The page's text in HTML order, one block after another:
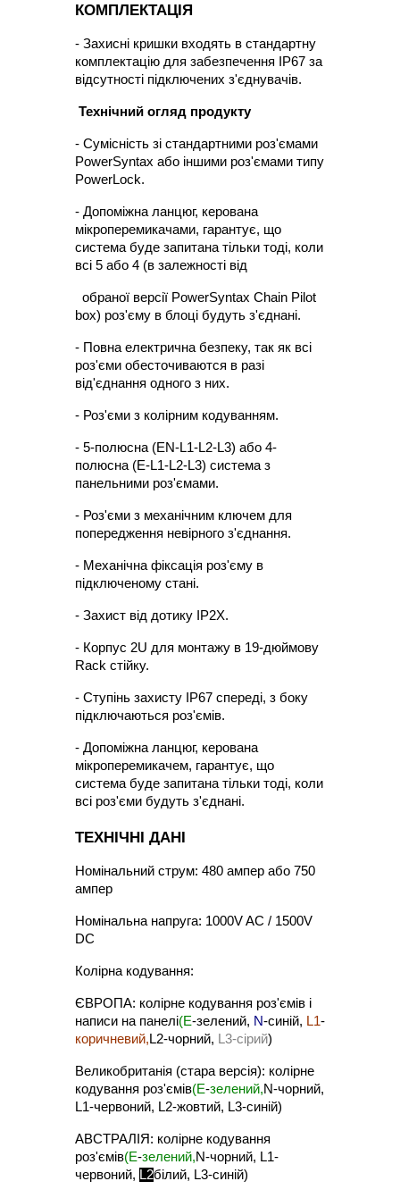
КОМПЛЕКТАЦІЯ
- Захисні кришки входять в стандартну
комплектацію для забезпечення IP67 за
відсутності підключених з'єднувачів.
Технічний огляд продукту
- Сумісність зі стандартними роз'ємами
PowerSyntax або іншими роз'ємами типу
PowerLock.
- Допоміжна ланцюг, керована
мікроперемикачами, гарантує, що
система буде запитана тільки тоді, коли
всі 5 або 4 (в залежності від
обраної версії PowerSyntax Chain Pilot
box) роз'єму в блоці будуть з'єднані.
- Повна електрична безпеку, так як всі
роз'єми обесточиваются в разі
від'єднання одного з них.
- Роз'єми з колірним кодуванням.
- 5-полюсна (EN-L1-L2-L3) або 4-
полюсна (E-L1-L2-L3) система з
панельними роз'ємами.
- Роз'єми з механічним ключем для
попередження невірного з'єднання.
- Механічна фіксація роз'єму в
підключеному стані.
- Захист від дотику IP2X.
- Корпус 2U для монтажу в 19-дюймову
Rack стійку.
- Ступінь захисту IP67 cпереді, з боку
підключаються роз'ємів.
- Допоміжна ланцюг, керована
мікроперемикачем, гарантує, що
система буде запитана тільки тоді, коли
всі роз'єми будуть з'єднані.
ТЕХНІЧНІ ДАНІ
Номінальний струм: 480 ампер або 750
ампер
Номінальна напруга: 1000V AC / 1500V
DC
Колірна кодування:
ЄВРОПА: колірне кодування роз'ємів і
написи на панелі(E-зелений, N-синій, L1-
коричневий, L2-чорний, L3-сірий)
Великобританія (стара версія): колірне
кодування роз'ємів(E-зелений,N-чорний,
L1-червоний, L2-жовтий, L3-синій)
АВСТРАЛІЯ: колірне кодування
роз'ємів(E-зелений,N-чорний, L1-
червоний, L2білий, L3-синій)